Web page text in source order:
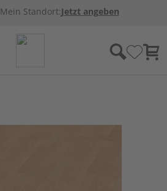
Mein Standort:Jetzt angeben